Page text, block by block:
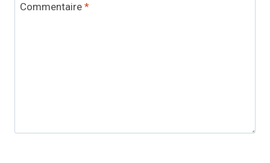
Commentaire *